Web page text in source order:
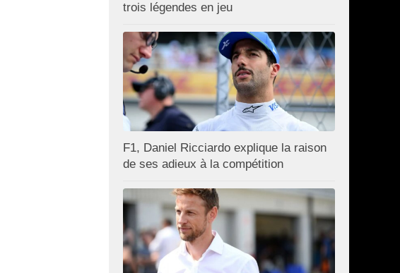
trois légendes en jeu
F1, Daniel Ricciardo explique la raison
de ses adieux à la compétition